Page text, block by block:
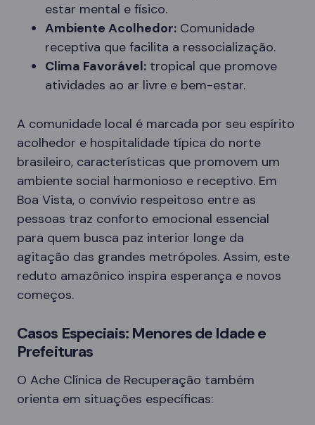
estar mental e físico.
Ambiente Acolhedor: Comunidade
receptiva que facilita a ressocialização.
Clima Favorável: tropical que promove
atividades ao ar livre e bem-estar.
A comunidade local é marcada por seu espírito
acolhedor e hospitalidade típica do norte
brasileiro, características que promovem um
ambiente social harmonioso e receptivo. Em
Boa Vista, o convívio respeitoso entre as
pessoas traz conforto emocional essencial
para quem busca paz interior longe da
agitação das grandes metrópoles. Assim, este
reduto amazônico inspira esperança e novos
começos.
Casos Especiais: Menores de Idade e
Prefeituras
O Ache Clínica de Recuperação também
orienta em situações específicas: